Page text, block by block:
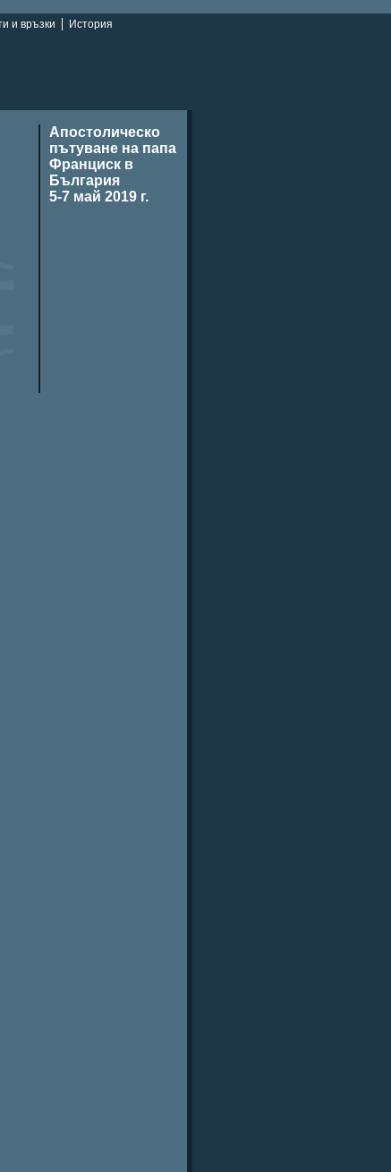
и връзки История
Апостолическо
пътуване на папа
Франциск в
България
5-7 май 2019 г.